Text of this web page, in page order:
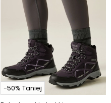
-50% Taniej